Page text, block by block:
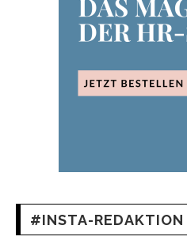
#INSTA-REDAKTION